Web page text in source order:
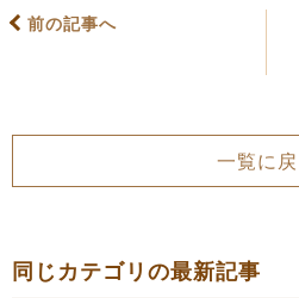
前の記事へ
一覧に戻
同じカテゴリの最新記事